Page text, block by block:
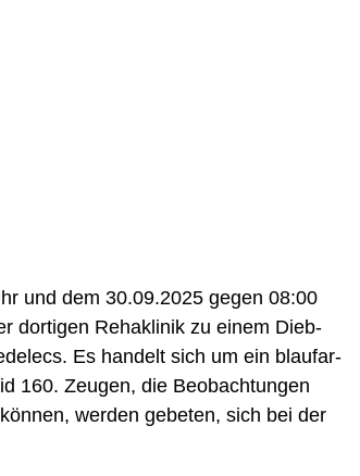
und dem 30.09.2025 gegen 08:00
dor­ti­gen Reha­kli­nik zu einem Dieb­
Es han­delt sich um ein blaufar­
160. Zeu­gen, die Beob­ach­tun­gen
wer­den gebe­ten, sich bei der